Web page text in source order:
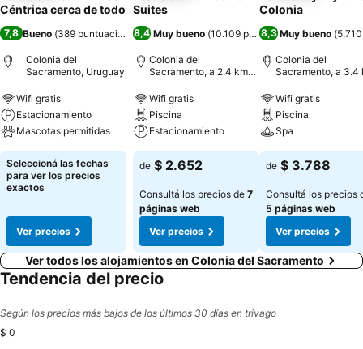
Céntrica cerca de todo
7,8 Bueno (389 puntuaciones)
Colonia del
Sacramento, Uruguay
Wifi gratis
Estacionamiento
Mascotas permitidas
Seleccioná las fechas
para ver los precios
exactos
Ver precios
Suites
8,4 Muy bueno (10.109 puntuaciones)
Colonia del
Sacramento, a 2.4 km
Wifi gratis
Piscina
Estacionamiento
de $ 2.652
Consultá los precios de 7
páginas web
Ver precios
Colonia
8,3 Muy bueno (
Colonia del
Sacramento, a 3.4
Wifi gratis
Piscina
Spa
de $ 3.788
Consultá los precios
5 páginas web
Ver precios
Ver todos los alojamientos en Colonia del Sacramento
Tendencia del precio
Según los precios más bajos de los últimos 30 días en trivago
$ 0